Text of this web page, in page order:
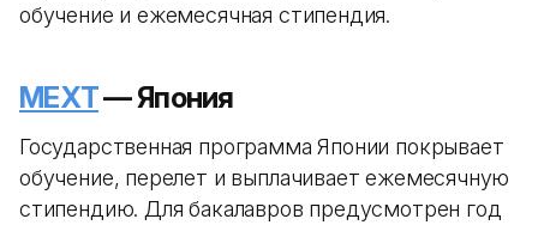
обучение и ежемесячная стипендия.
MEXT— Япония
Государственная программа Японии покрывает
обучение, перелет и выплачивает ежемесячную
стипендию. Для бакалавров предусмотрен год